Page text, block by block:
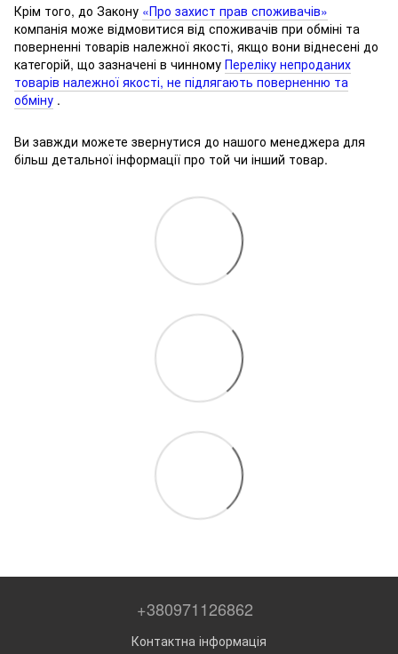
Крім того, до Закону «Про захист прав споживачів»
компанія може відмовитися від споживачів при обміні та
поверненні товарів належної якості, якщо вони віднесені до
категорій, що зазначені в чинному Переліку непроданих
товарів належної якості, не підлягають поверненню та
обміну .
Ви завжди можете звернутися до нашого менеджера для
більш детальної інформації про той чи інший товар.
+380971126862
Контактна інформація